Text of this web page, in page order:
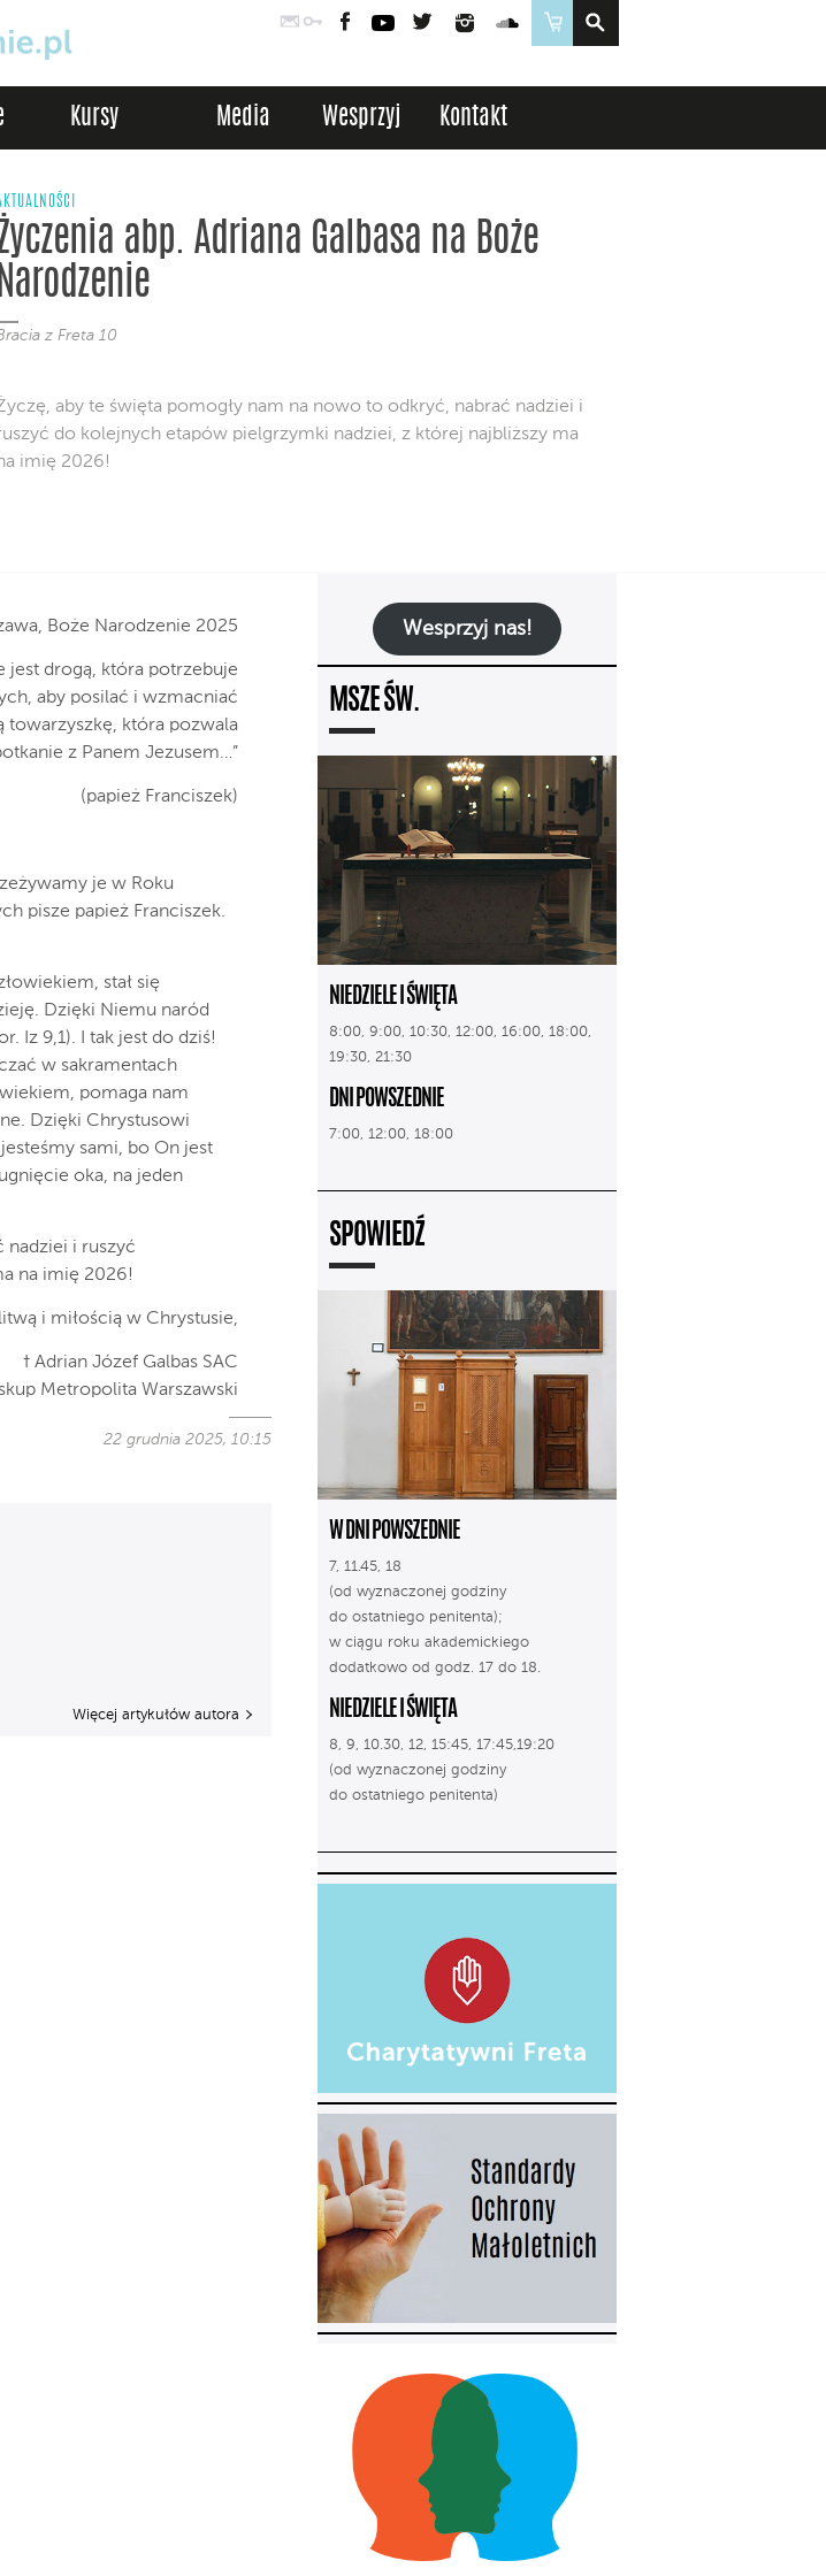
PocztaLogowanie
FacebookYouTubeTwitter InstagramSoundCloud
Sklep
Kursy Media Wesprzyj Kontakt
abp. Adriana Galbasa na Boże
Narodzenie
z Freta 10
aby te święta pomogły nam na nowo to odkryć, nabrać nadziei i
do kolejnych etapów pielgrzymki nadziei, z której najbliższy ma
imię 2026!
Boże Narodzenie 2025
jest drogą, która potrzebuje
aby posilać i wzmacniać
towarzyszkę, która pozwala
z Panem Jezusem…”
(papież Franciszek)
je w Roku
pisze papież Franciszek.
stał się
Dzięki Niemu naród
Iz 9,1). I tak jest do dziś!
w sakramentach
pomaga nam
Dzięki Chrystusowi
sami, bo On jest
oka, na jeden
nadziei i ruszyć
na imię 2026!
i miłością w Chrystusie,
† Adrian Józef Galbas SAC
Metropolita Warszawski
22 grudnia 2025, 10:15
Więcej artykułów autora
Wesprzyj nas!
MSZE ŚW.
NIEDZIELE I ŚWIĘTA
8:00, 9:00, 10:30, 12:00, 16:00, 18:00,
19:30, 21:30
DNI POWSZEDNIE
7:00, 12:00, 18:00
SPOWIEDŹ
W DNI POWSZEDNIE
7, 11.45, 18
(od wyznaczonej godziny
do ostatniego penitenta);
w ciągu roku akademickiego
dodatkowo od godz. 17 do 18.
NIEDZIELE I ŚWIĘTA
8, 9, 10.30, 12, 15:45, 17:45,19:20
(od wyznaczonej godziny
do ostatniego penitenta)